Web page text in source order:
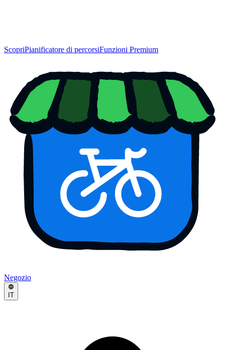
ScopriPianificatore di percorsiFunzioni Premium
Negozio
IT